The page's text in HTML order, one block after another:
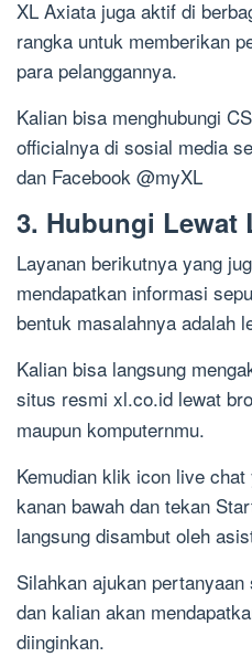
XL Axiata juga aktif di
rangka untuk memberikan
para pelanggannya.
Kalian bisa menghubungi
officialnya di sosial media
dan Facebook @myXL
3. Hubungi Lewat
Layanan berikutnya yang
mendapatkan informasi
bentuk masalahnya adalah
Kalian bisa langsung
situs resmi xl.co.id lewat
maupun komputernmu.
Kemudian klik icon live
kanan bawah dan tekan
langsung disambut oleh
Silahkan ajukan
dan kalian akan
diinginkan.